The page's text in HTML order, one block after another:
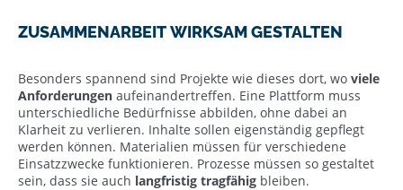
ZUSAMMENARBEIT WIRKSAM GESTALTEN
Besonders spannend sind Projekte wie dieses dort, wo viele
Anforderungen aufeinandertreffen. Eine Plattform muss
unterschiedliche Bedürfnisse abbilden, ohne dabei an
Klarheit zu verlieren. Inhalte sollen eigenständig gepflegt
werden können. Materialien müssen für verschiedene
Einsatzzwecke funktionieren. Prozesse müssen so gestaltet
sein, dass sie auch langfristig tragfähig bleiben.